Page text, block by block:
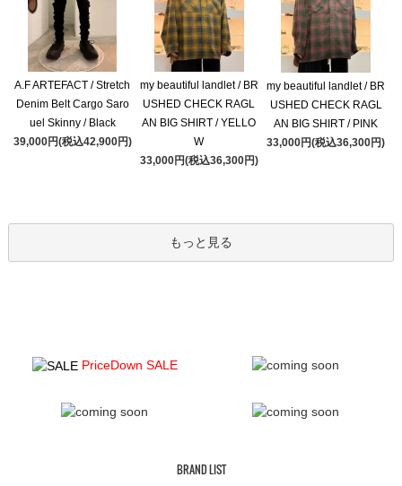
A.F ARTEFACT / Stretch
Denim Belt Cargo Saro
uel Skinny / Black
39,000円(税込42,900円)
my beautiful landlet / BR
USHED CHECK RAGL
AN BIG SHIRT / YELLO
W
33,000円(税込36,300円)
my beautiful landlet / BR
USHED CHECK RAGL
AN BIG SHIRT / PINK
33,000円(税込36,300円)
もっと見る
PriceDown SALE
BRAND LIST